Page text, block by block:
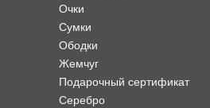
Очки
Сумки
Ободки
Жемчуг
Подарочный сертификат
Серебро